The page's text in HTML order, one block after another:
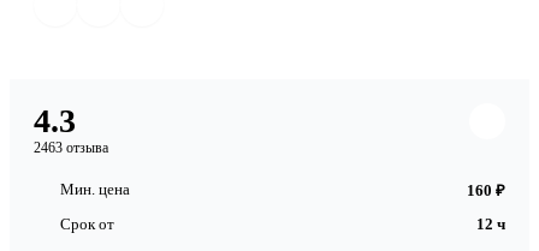
4.3
2463 отзыва
Мин. цена
160 ₽
Срок от
12 ч